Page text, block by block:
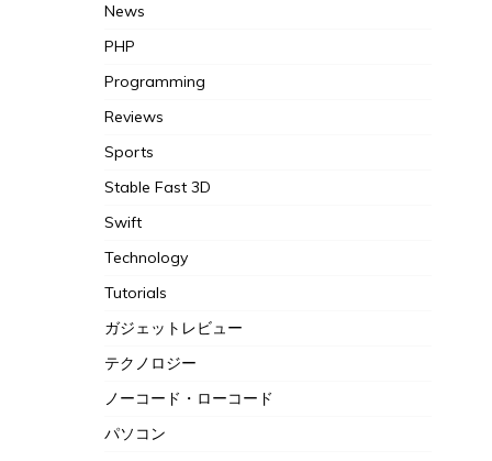
News
PHP
Programming
Reviews
Sports
Stable Fast 3D
Swift
Technology
Tutorials
ガジェットレビュー
テクノロジー
ノーコード・ローコード
パソコン